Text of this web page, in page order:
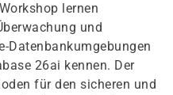
lernen
und
Datenbankumgebungen
26ai kennen. Der
für den sicheren und